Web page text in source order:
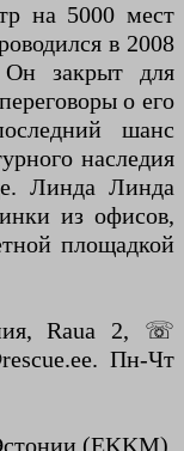
на 5000 мест
в 2008
закрыт для
о его
шанс
наследия
Линда Линда
из офисов,
площадкой
Raua 2, ☏
Пн-Чт
(EKKM),